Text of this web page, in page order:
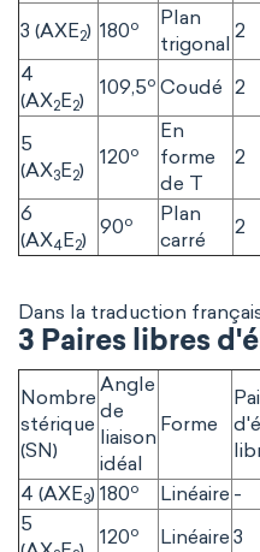
3 (AXE2) 180o
Plan
trigonal
2
4
(AX2E2)
109,5o Coudé 2
5
(AX3E2)
120o
En
forme
de T
2
6
(AX4E2)
90o
Plan
carré
2
Dans la traduction
3 Paires libres
Nombre
stérique
(SN)
Angle
de
liaison
idéal
Forme
4 (AXE3) 180o Linéaire -
5
120o Linéaire 3